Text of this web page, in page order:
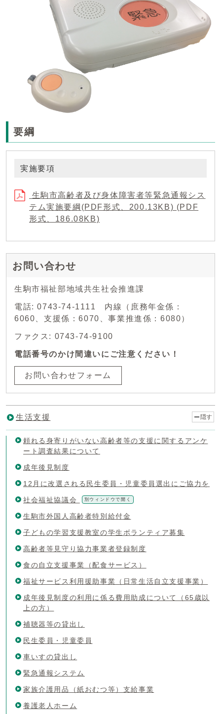
要綱
実施要項
生駒市高齢者及び身体障害者等緊急通報シス
テム実施要綱(PDF形式、200.13KB) (PDF
形式、186.08KB)
お問い合わせ
生駒市福祉部地域共生社会推進課
電話: 0743-74-1111 内線（庶務年金係：
6060、支援係：6070、事業推進係：6080）
ファクス: 0743-74-9100
電話番号のかけ間違いにご注意ください！
お問い合わせフォーム
生活支援 隠す
頼れる身寄りがいない高齢者等の支援に関するアンケ
ート調査結果について
成年後見制度
12月に改選される民生委員・児童委員選出にご協力を
社会福祉協議会 別ウィンドウで開く
生駒市外国人高齢者特別給付金
子どもの学習支援教室の学生ボランティア募集
高齢者等見守り協力事業者登録制度
食の自立支援事業（配食サービス）
福祉サービス利用援助事業（日常生活自立支援事業）
成年後見制度の利用に係る費用助成について（65歳以
上の方）
補聴器等の貸出し
民生委員・児童委員
車いすの貸出し
緊急通報システム
家族介護用品（紙おむつ等）支給事業
養護老人ホーム